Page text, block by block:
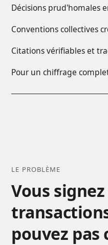
Décisions prud'homales
Conventions collectives
Citations vérifiables et
Pour un chiffrage
LE PROBLÈME
Vous
pouvez pas